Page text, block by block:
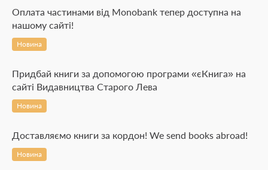
Оплата частинами від Monobank тепер доступна на
нашому сайті!
Новина
Придбай книги за допомогою програми «єКнига» на
сайті Видавництва Старого Лева
Новина
Доставляємо книги за кордон! We send books abroad!
Новина